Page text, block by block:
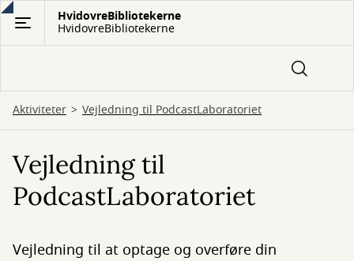
Gå
hovedindhold
HvidovreBibliotekerne
HvidovreBibliotekerne
Aktiviteter Vejledning til PodcastLaboratoriet
Vejledning til
PodcastLaboratoriet
Vejledning til at optage og overføre din